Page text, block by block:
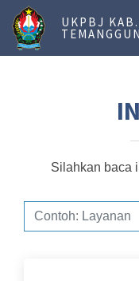
UKPBJ KAB.
Silahkan baca